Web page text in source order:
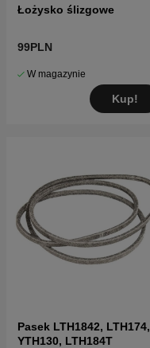
Łożysko ślizgowe
99PLN
W magazynie
Kup!
Pasek LTH1842, LTH174,
YTH130, LTH184T